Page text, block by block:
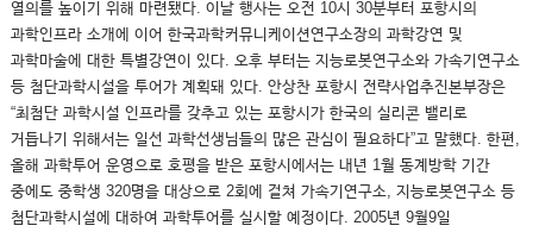
열의를 높이기 위해 마련됐다. 이날 행사는 오전 10시 30분부터 포항시의
과학인프라 소개에 이어 한국과학커뮤니케이션연구소장의 과학강연 및
과학마술에 대한 특별강연이 있다. 오후 부터는 지능로봇연구소와 가속기연구소
등 첨단과학시설을 투어가 계획돼 있다. 안상찬 포항시 전략사업추진본부장은
“최첨단 과학시설 인프라를 갖추고 있는 포항시가 한국의 실리콘 밸리로
거듭나기 위해서는 일선 과학선생님들의 많은 관심이 필요하다”고 말했다. 한편,
올해 과학투어 운영으로 호평을 받은 포항시에서는 내년 1월 동계방학 기간
중에도 중학생 320명을 대상으로 2회에 걸쳐 가속기연구소, 지능로봇연구소 등
첨단과학시설에 대하여 과학투어를 실시할 예정이다. 2005년 9월9일